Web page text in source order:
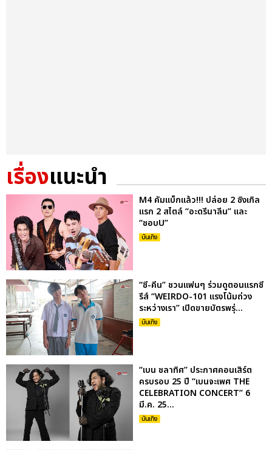
เรื่องแนะนำ
M4 คัมแบ็กแล้ว!!! ปล่อย 2 ซิงเกิล
แรก 2 สไตล์ “อะดรีนาลีน” และ
“ชอบU”
บันเทิง
“ซี-คีน” ชวนแฟนๆ ร่วมดูตอนแรกซี
รีส์ “WEIRDO-101 แรงโน้มถ่วง
ระหว่างเรา” เปิดขายบัตรพรุ่...
บันเทิง
“เบน ชลาทิศ” ประกาศคอนเสิร์ต
ครบรอบ 25 ปี “เบนจะเพศ THE
CELEBRATION CONCERT” 6
มี.ค. 25...
บันเทิง